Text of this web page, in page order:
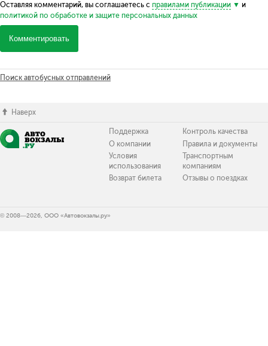
Оставляя комментарий, вы соглашаетесь с правилами публикации
и
политикой по обработке и защите персональных данных
Комментировать
Поиск автобусных отправлений
Наверх
Поддержка
О компании
Условия
использования
Возврат билета
Контроль качества
Правила и документы
Транспортным
компаниям
Отзывы о поездках
© 2008—2026, ООО «Автовокзалы.ру»